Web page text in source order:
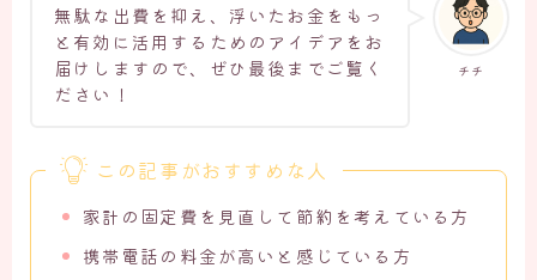
チチ
無駄な出費を抑え、浮いたお金をもっ
と有効に活用するためのアイデアをお
届けしますので、ぜひ最後までご覧く
ださい！
この記事がおすすめな人
家計の固定費を見直して節約を考えている方
携帯電話の料金が高いと感じている方